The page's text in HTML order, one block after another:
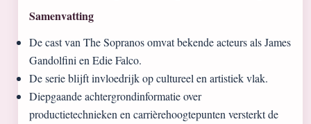
Samenvatting
De cast van The Sopranos omvat bekende acteurs als James
Gandolfini en Edie Falco.
De serie blijft invloedrijk op cultureel en artistiek vlak.
Diepgaande achtergrondinformatie over
productietechnieken en carrièrehoogtepunten versterkt de